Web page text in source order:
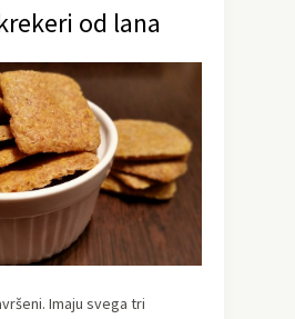
od lana
Imaju svega tri